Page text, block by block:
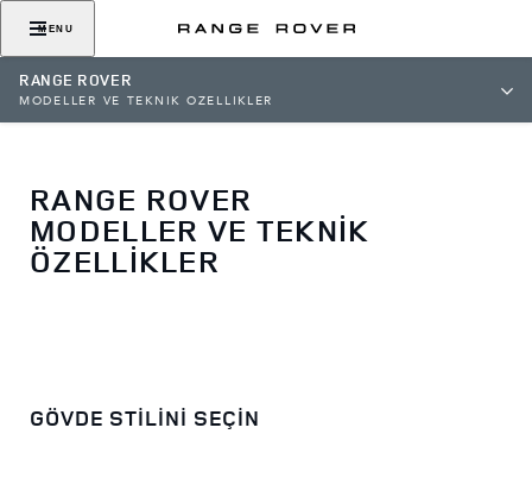
MENU
RANGE ROVER
MODELLER VE TEKNİK ÖZELLİKLER
RANGE ROVER
MODELLER VE TEKNİK
ÖZELLİKLER
GÖVDE STİLİNİ SEÇİN